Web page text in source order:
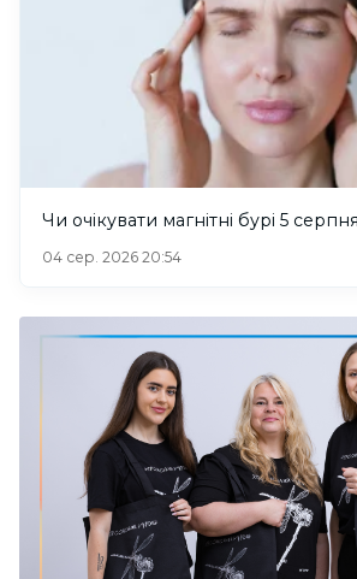
Чи очікувати магнітні бурі 5
04 сер. 2026 20:54